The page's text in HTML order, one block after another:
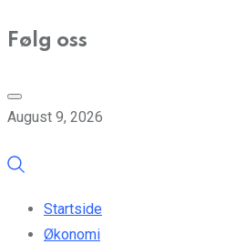
Følg oss
August 9, 2026
Startside
Økonomi